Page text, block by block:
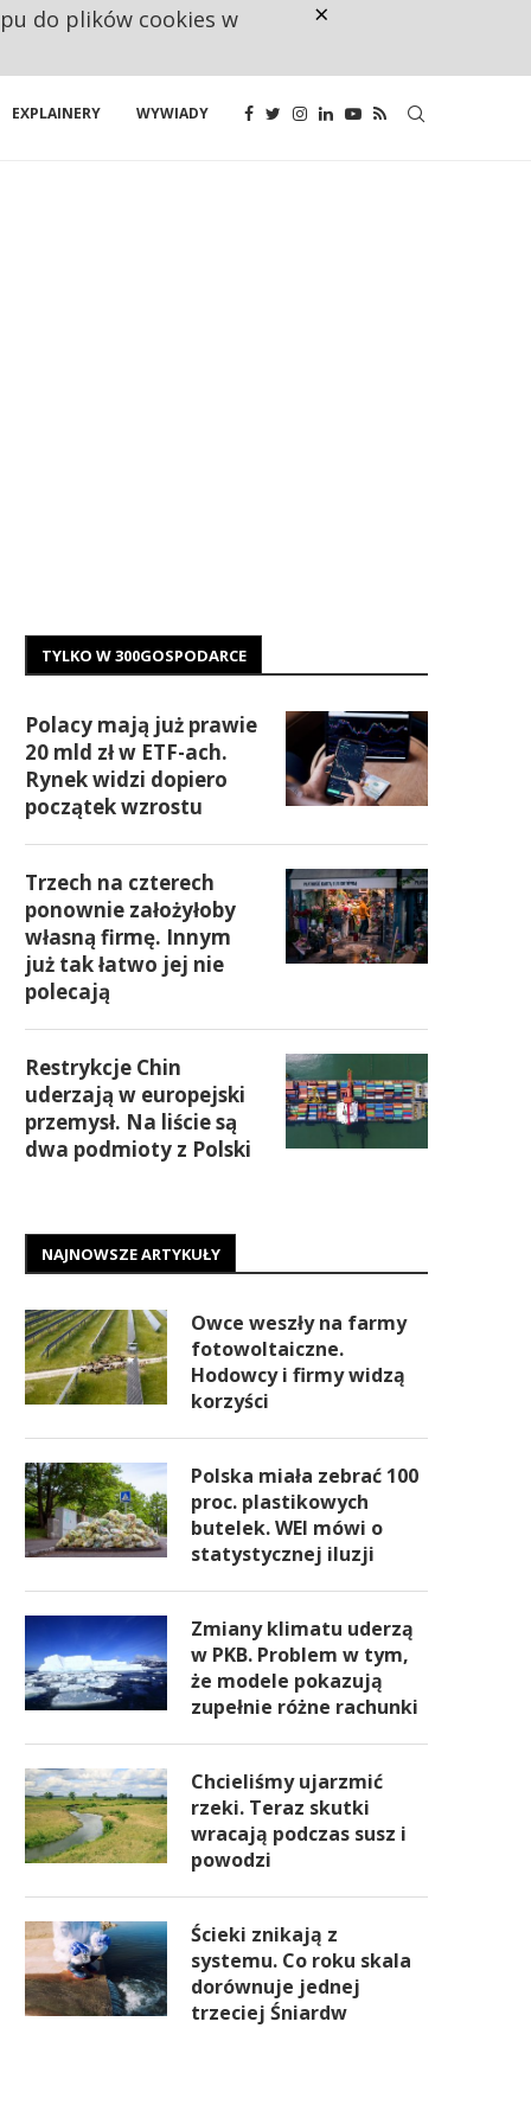
EXPLAINERY WYWIADY
TYLKO W 300GOSPODARCE
Polacy mają już prawie
20 mld zł w ETF-ach.
Rynek widzi dopiero
początek wzrostu
Trzech na czterech
ponownie założyłoby
własną firmę. Innym
już tak łatwo jej nie
polecają
Restrykcje Chin
uderzają w europejski
przemysł. Na liście są
dwa podmioty z Polski
NAJNOWSZE ARTYKUŁY
Owce weszły na farmy
fotowoltaiczne.
Hodowcy i firmy widzą
korzyści
Polska miała zebrać 100
proc. plastikowych
butelek. WEI mówi o
statystycznej iluzji
Zmiany klimatu uderzą
w PKB. Problem w tym,
że modele pokazują
zupełnie różne rachunki
Chcieliśmy ujarzmić
rzeki. Teraz skutki
wracają podczas susz i
powodzi
Ścieki znikają z
systemu. Co roku skala
dorównuje jednej
trzeciej Śniardw
do plików cookies w ×